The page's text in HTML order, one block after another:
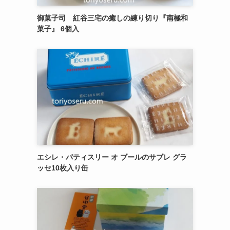
御菓子司 紅谷三宅の癒しの練り切り『南極和
菓子』 6個入
エシレ・パティスリー オ ブールのサブレ グラ
ッセ10枚入り缶